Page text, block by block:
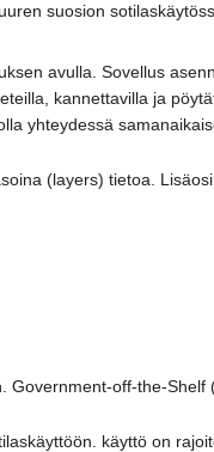
suosion
avulla. Sovellus
kannettavilla ja
yhteydessä
(layers) tietoa.
Government-off-the-
käyttö on